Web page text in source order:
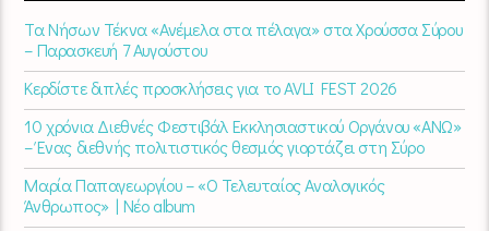
Τα Νήσων Τέκνα «Ανέμελα στα πέλαγα» στα Χρούσσα Σύρου
– Παρασκευή 7 Αυγούστου
Κερδίστε διπλές προσκλήσεις για το AVLI FEST 2026
10 χρόνια Διεθνές Φεστιβάλ Εκκλησιαστικού Οργάνου «ΑΝΩ»
– Ένας διεθνής πολιτιστικός θεσμός γιορτάζει στη Σύρο​
Μαρία Παπαγεωργίου – «Ο Τελευταίος Αναλογικός
Άνθρωπος» | Νέο album